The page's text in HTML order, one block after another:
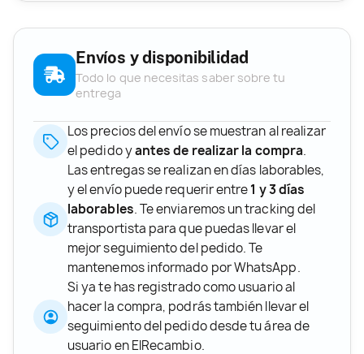
Envíos y disponibilidad
Todo lo que necesitas saber sobre tu
entrega
Los precios del envío se muestran al realizar
el pedido yantes de realizar la compra.
Las entregas se realizan en días laborables,
y el envío puede requerir entre1 y 3 días
laborables. Te enviaremos un tracking del
transportista para que puedas llevar el
mejor seguimiento del pedido. Te
mantenemos informado por WhatsApp.
Si ya te has registrado como usuario al
hacer la compra, podrás también llevar el
seguimiento del pedido desde tu área de
usuario en ElRecambio.